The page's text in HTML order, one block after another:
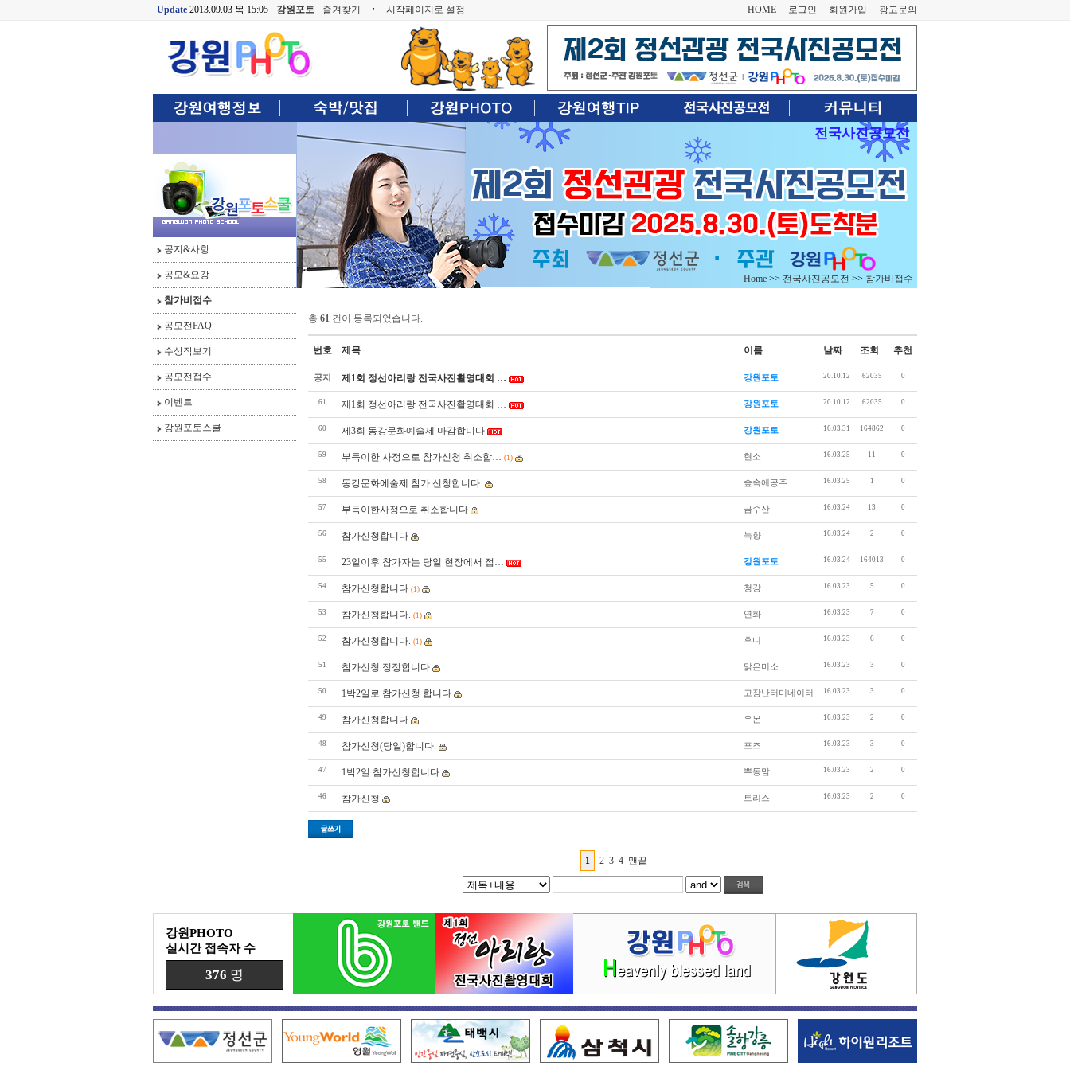
Update 2013.09.03 목 15:05 강원포토 즐겨찾기 ㆍ 시작페이지로 설정 HOME 로그인 회원가입 광고문의
전국사진공모전
공지&사항
공모&요강
참가비접수
공모전FAQ
수상작보기
공모전접수
이벤트
강원포토스쿨
Home >> 전국사진공모전 >> 참가비접수
총 61 건이 등록되었습니다.
번호 제목 이름 날짜 조회 추천
공지 제1회 정선아리랑 전국사진활영대회 … 강원포토 20.10.12 62035 0
61 제1회 정선아리랑 전국사진활영대회 … 강원포토 20.10.12 62035 0
60 제3회 동강문화예술제 마감합니다 강원포토 16.03.31 164862 0
59 부득이한 사정으로 참가신청 취소합… (1) 현소 16.03.25 11 0
58 동강문화에술제 참가 신청합니다. 숲속에공주 16.03.25 1 0
57 부득이한사정으로 취소합니다 금수산 16.03.24 13 0
56 참가신청합니다 녹향 16.03.24 2 0
55 23일이후 참가자는 당일 현장에서 접… 강원포토 16.03.24 164013 0
54 참가신청합니다 (1) 청강 16.03.23 5 0
53 참가신청합니다. (1) 연화 16.03.23 7 0
52 참가신청합니다. (1) 후니 16.03.23 6 0
51 참가신청 정정합니다 맑은미소 16.03.23 3 0
50 1박2일로 참가신청 합니다 고장난터미네이터 16.03.23 3 0
49 참가신청합니다 우본 16.03.23 2 0
48 참가신청(당일)합니다. 포즈 16.03.23 3 0
47 1박2일 참가신청합니다 뿌동맘 16.03.23 2 0
46 참가신청 트리스 16.03.23 2 0
1 2 3 4 맨끝
강원PHOTO
실시간 접속자 수
376 명